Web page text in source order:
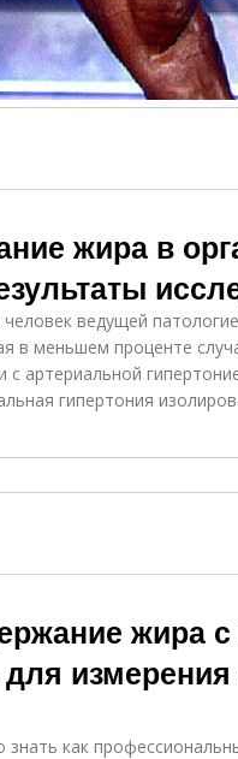
жира в
ведущей
в меньшем проценте
артериальной
гипертония
жира
как